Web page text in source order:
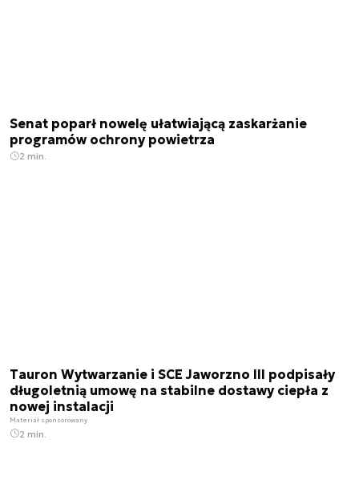
Senat poparł nowelę ułatwiającą zaskarżanie
programów ochrony powietrza
2 min.
Tauron Wytwarzanie i SCE Jaworzno III podpisały
długoletnią umowę na stabilne dostawy ciepła z
nowej instalacji
Materiał sponsorowany
2 min.